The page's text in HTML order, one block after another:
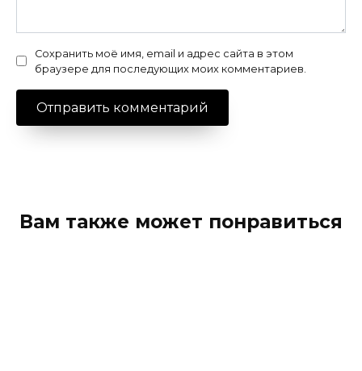
Сохранить моё имя, email и адрес сайта в этом
браузере для последующих моих комментариев.
Вам также может понравиться